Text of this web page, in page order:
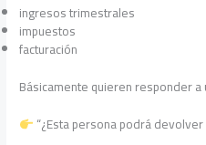
ingresos trimestrales
impuestos
facturación
Básicamente quieren responder a
“¿Esta persona podrá